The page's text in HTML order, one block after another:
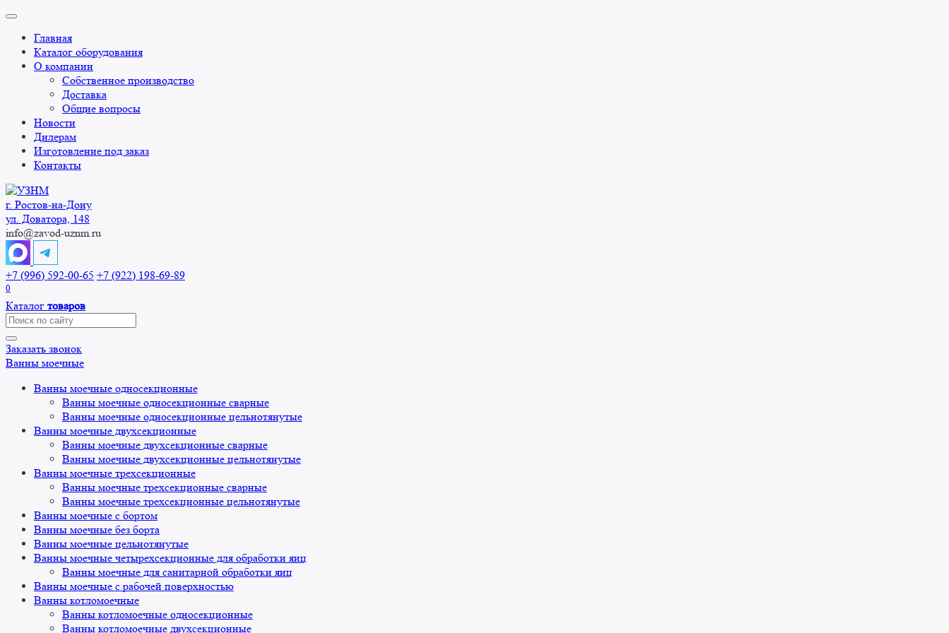
Перейти
содержанию
Главная
Каталог оборудования
О компании
Собственное производство
Доставка
Общие вопросы
Новости
Дилерам
Изготовление под заказ
Контакты
г. Ростов-на-Дону
ул. Доватора, 148
info@zavod-uznm.ru
+7 (996) 592-00-65 +7 (922) 198-69-89
0
Каталог товаров
Search
for:
Заказать звонок
Ванны моечные
Ванны моечные односекционные
Ванны моечные односекционные сварные
Ванны моечные односекционные цельнотянутые
Ванны моечные двухсекционные
Ванны моечные двухсекционные сварные
Ванны моечные двухсекционные цельнотянутые
Ванны моечные трехсекционные
Ванны моечные трехсекционные сварные
Ванны моечные трехсекционные цельнотянутые
Ванны моечные с бортом
Ванны моечные без борта
Ванны моечные цельнотянутые
Ванны моечные четырехсекционные для обработки яиц
Ванны моечные для санитарной обработки яиц
Ванны моечные с рабочей поверхностью
Ванны котломоечные
Ванны котломоечные односекционные
Ванны котломоечные двухсекционные